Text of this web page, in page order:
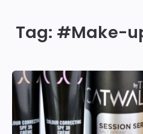
Tag: #Make-